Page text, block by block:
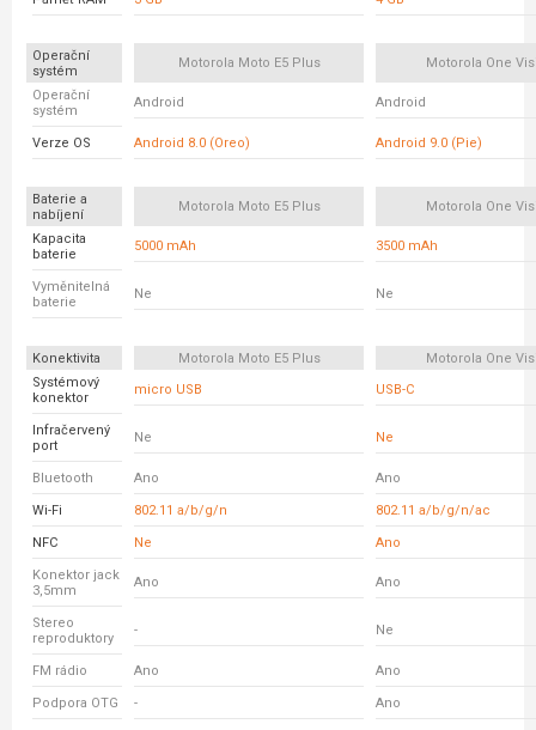
Operační
systém
Motorola Moto E5 Plus Motorola One
Operační
systém
Android Android
Verze OS Android 8.0 (Oreo) Android 9.0 (Pie)
Baterie a
nabíjení
Motorola Moto E5 Plus Motorola One
Kapacita
baterie
5000 mAh 3500 mAh
Vyměnitelná
baterie
Ne Ne
Konektivita Motorola Moto E5 Plus
Motorola One
Systémový
konektor
micro USB USB-C
Infračervený
port
Ne Ne
Bluetooth Ano Ano
Wi-Fi 802.11 a/b/g/n 802.11 a/b/g/n/ac
NFC Ne Ano
Konektor jack
3,5mm
Ano Ano
Stereo
reproduktory
- Ne
FM rádio Ano Ano
Podpora OTG - Ano